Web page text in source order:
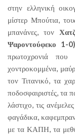
στην ελληνική
μίστερ Μπούτια,
μπανάνες, τον
Ψαροντούφεκο 1-0)
πρωτοχρονιά
χοντροκομμένα,
τον Τιτανικό, τα
ποδοσφαιριστές, τα
λάστιχο, τις
φαγάδικα,
με τα ΚΑΠΗ, τα